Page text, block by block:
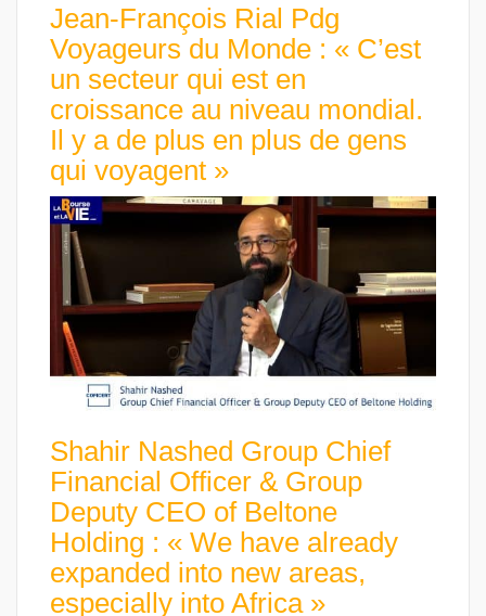
Jean-François Rial Pdg
Voyageurs du Monde : « C’est
un secteur qui est en
croissance au niveau mondial.
Il y a de plus en plus de gens
qui voyagent »
Shahir Nashed Group Chief
Financial Officer & Group
Deputy CEO of Beltone
Holding : « We have already
expanded into new areas,
especially into Africa »